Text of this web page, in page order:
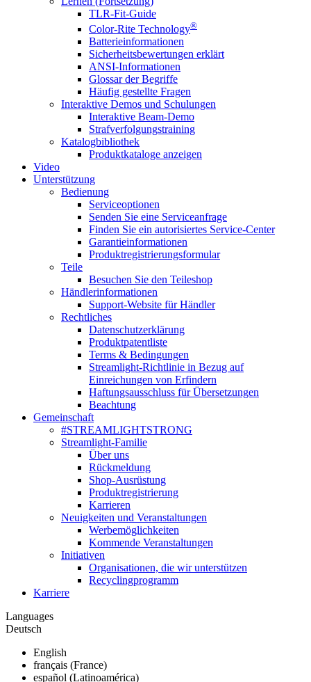
TLR-Fit-Guide
Color-Rite Technology®
Batterieinformationen
Sicherheitsbewertungen erklärt
ANSI-Informationen
Glossar der Begriffe
Häufig gestellte Fragen
Interaktive Demos und Schulungen
Interaktive Beam-Demo
Strafverfolgungstraining
Katalogbibliothek
Produktkataloge anzeigen
Video
Unterstützung
Bedienung
Serviceoptionen
Senden Sie eine Serviceanfrage
Finden Sie ein autorisiertes Service-Center
Garantieinformationen
Produktregistrierungsformular
Teile
Besuchen Sie den Teileshop
Händlerinformationen
Support-Website für Händler
Rechtliches
Datenschutzerklärung
Produktpatentliste
Terms & Bedingungen
Streamlight-Richtlinie in Bezug auf
Einreichungen von Erfindern
Haftungsausschluss für Übersetzungen
Beachtung
Gemeinschaft
#STREAMLIGHTSTRONG
Streamlight-Familie
Über uns
Rückmeldung
Shop-Ausrüstung
Produktregistrierung
Karrieren
Neuigkeiten und Veranstaltungen
Werbemöglichkeiten
Kommende Veranstaltungen
Initiativen
Organisationen, die wir unterstützen
Recyclingprogramm
Karriere
Languages
Deutsch
English
français (France)
español (Latinoamérica)